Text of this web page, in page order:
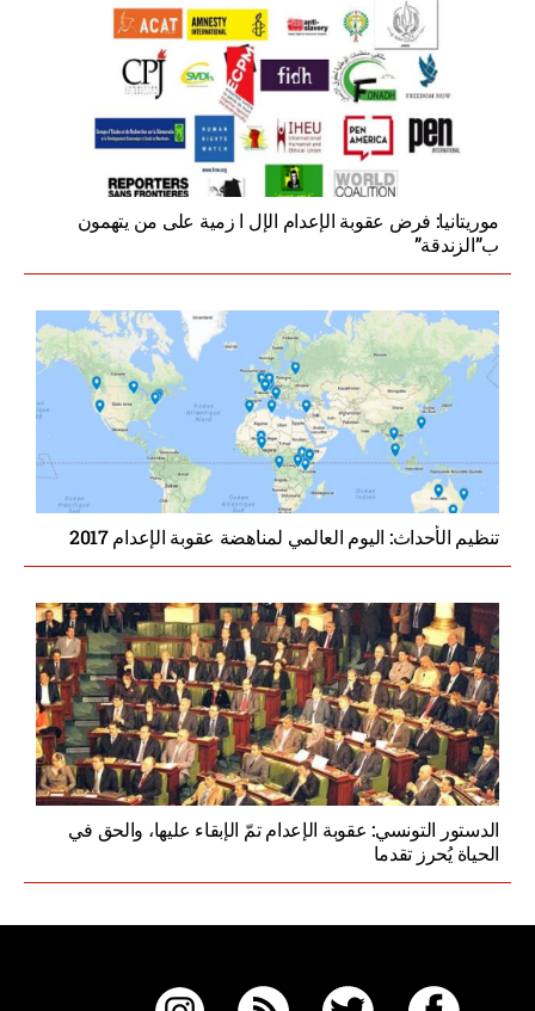
موريتانيا: فرض عقوبة الإعدام الإل ا زمية على من يتهمون
ب”الزندقة”
تنظيم الأحداث: اليوم العالمي لمناهضة عقوبة الإعدام 2017
الدستور التونسي: عقوبة الإعدام تمّ الإبقاء عليها، والحق في
الحياة يُحرز تقدما